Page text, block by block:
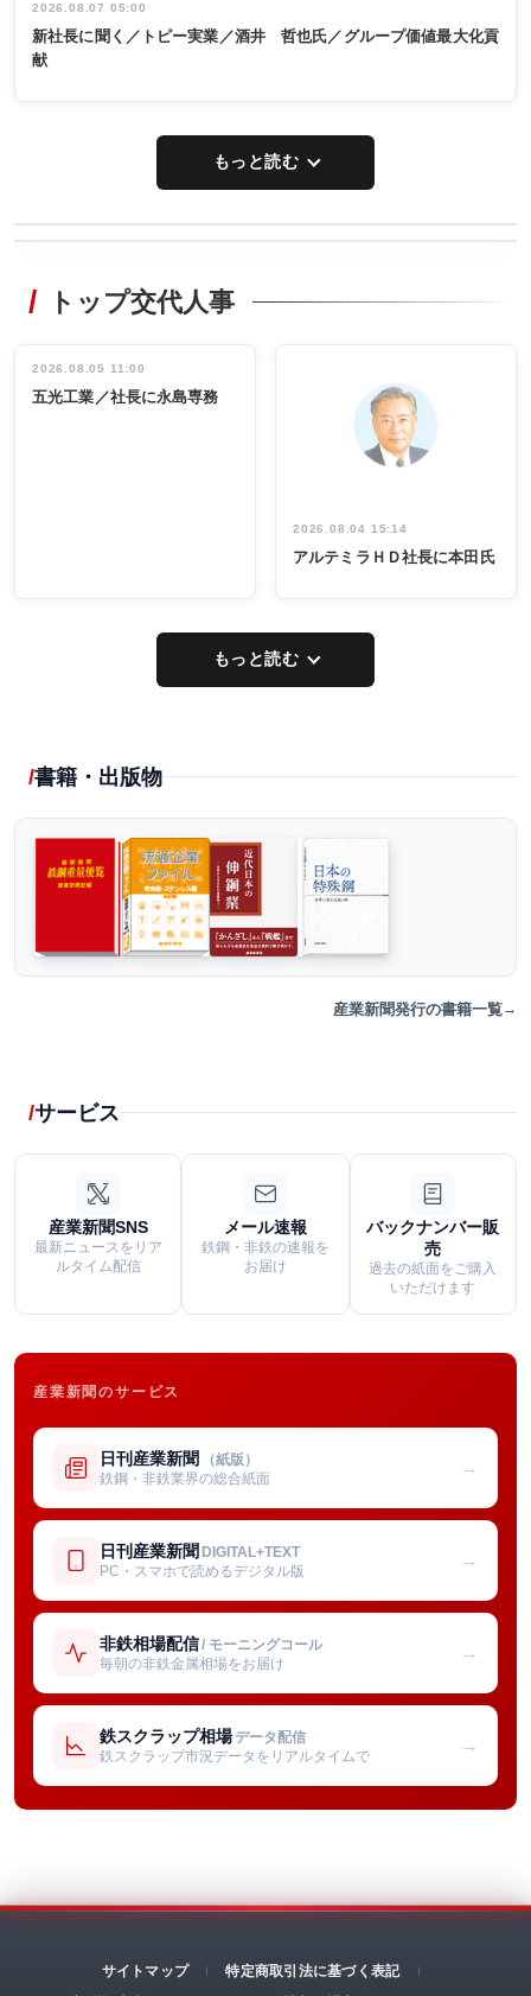
2026.08.07 05:00
新社長に聞く／トピー実業／酒井 哲也氏／グループ価値最大化貢
献
もっと読む
非鉄業界で
インタビュ
ー／社内ア
タックトレー
祝う 業界関
係者ら220人
出席
トップ交代人事
2026.08.05 11:00
五光工業／社長に永島専務
2026.08.04 15:14
アルテミラＨＤ社長に本田氏
もっと読む
書籍・出版物
産業新聞発行の書籍一覧
サービス
産業新聞SNS
最新ニュースをリア
ルタイム配信
メール速報
鉄鋼・非鉄の速報を
お届け
バックナンバー販
売
過去の紙面をご購入
いただけます
産業新聞のサービス
日刊産業新聞 （紙版）
鉄鋼・非鉄業界の総合紙面
→
日刊産業新聞 DIGITAL+TEXT
PC・スマホで読めるデジタル版
→
非鉄相場配信/ モーニングコール
毎朝の非鉄金属相場をお届け
→
鉄スクラップ相場 データ配信
鉄スクラップ市況データをリアルタイムで
→
サイトマップ
特定商取引法に基づく表記